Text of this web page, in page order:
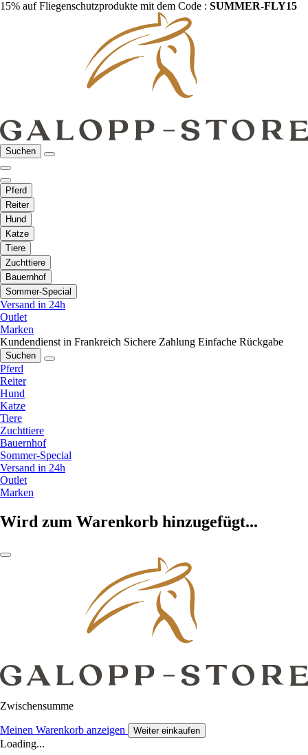
15% auf Fliegenschutzprodukte mit dem Code : SUMMER-FLY15
Suchen
Pferd
Reiter
Hund
Katze
Tiere
Zuchttiere
Bauernhof
Sommer-Special
Versand in 24h
Outlet
Marken
Kundendienst in Frankreich Sichere Zahlung Einfache Rückgabe
Suchen
Pferd
Reiter
Hund
Katze
Tiere
Zuchttiere
Bauernhof
Sommer-Special
Versand in 24h
Outlet
Marken
Wird zum Warenkorb hinzugefügt...
Zwischensumme
Meinen Warenkorb anzeigen Weiter einkaufen
Loading...